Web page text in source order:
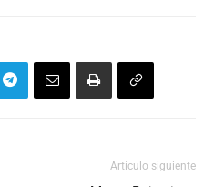
Artículo siguiente